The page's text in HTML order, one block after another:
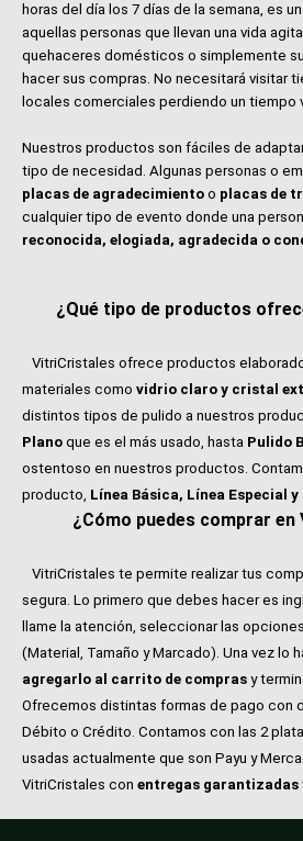
horas del día los 7 días de la semana, es
aquellas personas que llevan una vida
quehaceres domésticos o simplemente
hacer sus compras. No necesitará visitar
locales comerciales perdiendo un tiempo
Nuestros productos son fáciles de
tipo de necesidad. Algunas personas o
placas de agradecimiento o placas de
cualquier tipo de evento donde una
reconocida, elogiada, agradecida o
¿Qué tipo de productos
VitriCristales ofrece productos
materiales como vidrio claro y cristal
distintos tipos de pulido a nuestros
Plano que es el más usado, hasta Pulido
ostentoso en nuestros productos.
producto, Línea Básica, Línea Especial
¿Cómo puedes comprar
VitriCristales te permite realizar tus
segura. Lo primero que debes hacer es
llame la atención, seleccionar las
(Material, Tamaño y Marcado). Una vez lo
agregarlo al carrito de compras y
Ofrecemos distintas formas de pago con
Débito o Crédito. Contamos con las 2
usadas actualmente que son Payu y
VitriCristales con entregas garantizadas